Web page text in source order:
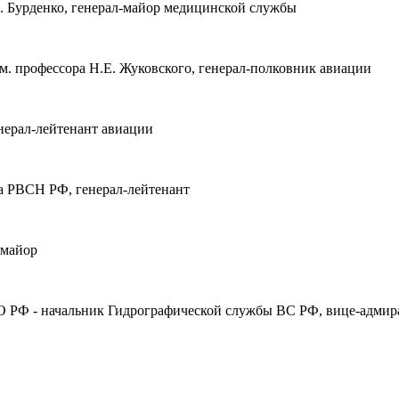
генерал-майор медицинской службы
профессора Н.Е. Жуковского, генерал-полковник авиации
лейтенант авиации
РВСН РФ, генерал-лейтенант
РФ - начальник Гидрографической службы ВС РФ, вице-